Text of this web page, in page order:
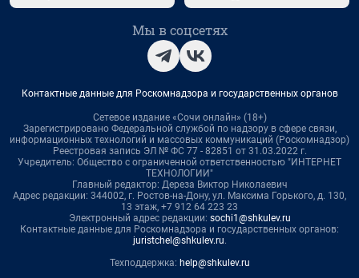
Мы в соцсетях
Контактные данные для Роскомнадзора и государственных органов
Сетевое издание «Сочи онлайн» (18+)
Зарегистрировано Федеральной службой по надзору в сфере связи,
информационных технологий и массовых коммуникаций (Роскомнадзор)
Реестровая запись ЭЛ № ФС 77 - 82851 от 31.03.2022 г.
Учредитель: Общество с ограниченной ответственностью "ИНТЕРНЕТ
ТЕХНОЛОГИИ"
Главный редактор: Дереза Виктор Николаевич
Адрес редакции: 344002, г. Ростов-на-Дону, ул. Максима Горького, д. 130,
13 этаж, +7 912 64 223 23
Электронный адрес редакции: sochi1@shkulev.ru
Контактные данные для Роскомнадзора и государственных органов:
juristchel@shkulev.ru.
Техподдержка: help@shkulev.ru